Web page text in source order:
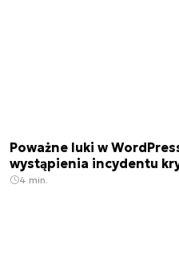
Poważne luki w
wystąpienia incydentu
4 min.